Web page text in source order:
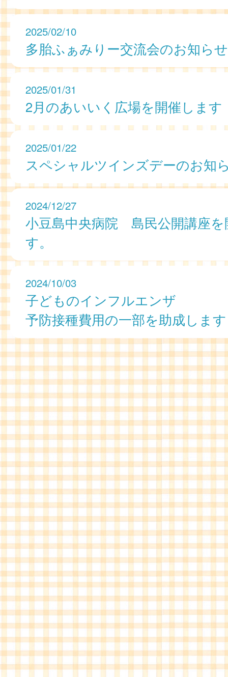
2025/02/10
多胎ふぁみりー交流会のお知らせ
2025/01/31
2月のあいいく広場を開催します
2025/01/22
スペシャルツインズデーのお知
2024/12/27
小豆島中央病院 島民公開講座を
す。
2024/10/03
子どものインフルエンザ
予防接種費用の一部を助成します